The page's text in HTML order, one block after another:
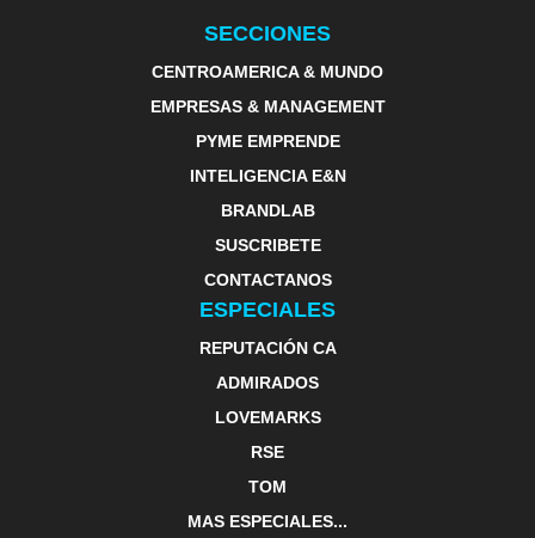
SECCIONES
CENTROAMERICA & MUNDO
EMPRESAS & MANAGEMENT
PYME EMPRENDE
INTELIGENCIA E&N
BRANDLAB
SUSCRIBETE
CONTACTANOS
ESPECIALES
REPUTACIÓN CA
ADMIRADOS
LOVEMARKS
RSE
TOM
MAS ESPECIALES...